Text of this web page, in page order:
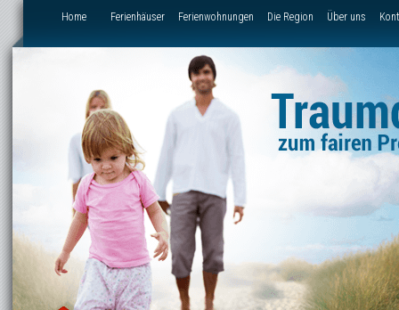
Direkt zum Inhalt
Home Ferienhäuser Ferienwohnungen Die Region Über uns